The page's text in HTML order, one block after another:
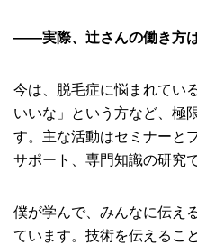
――実際、辻さんの働き方
今は、脱毛症に悩まれてい
いいな」という方など、極
す。主な活動はセミナーと
サポート、専門知識の研究で
僕が学んで、みんなに伝え
ています。技術を伝えるこ